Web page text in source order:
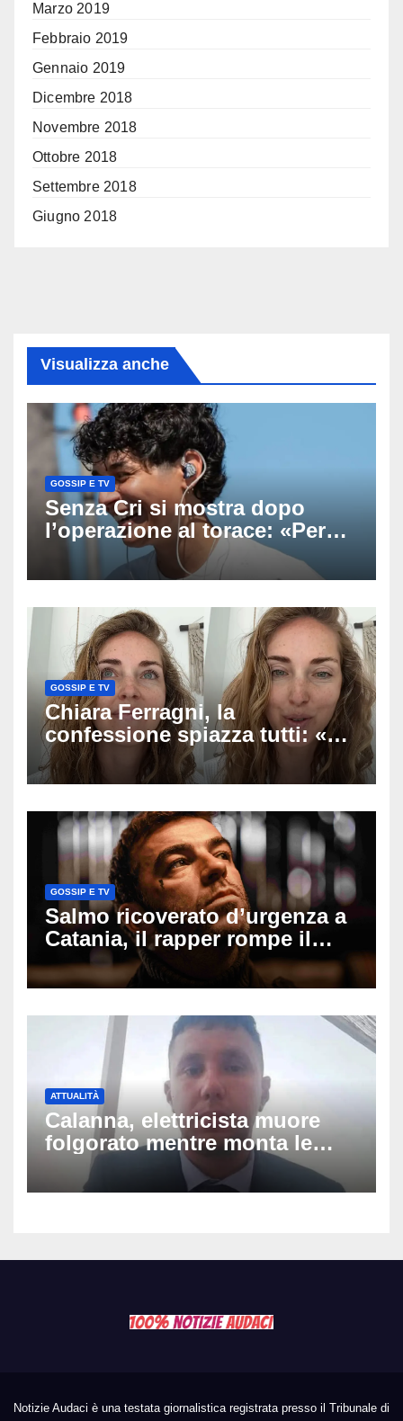
Marzo 2019
Febbraio 2019
Gennaio 2019
Dicembre 2018
Novembre 2018
Ottobre 2018
Settembre 2018
Giugno 2018
Visualizza anche
GOSSIP E TV
Senza Cri si mostra dopo
l’operazione al torace: «Per
anni mi sentivo in trappola», il
racconto sul difficile percorso
GOSSIP E TV
Chiara Ferragni, la
confessione spiazza tutti: «Un
mio ex voleva che mi rifacessi
il seno». Poi svela i ritocchi di
GOSSIP E TV
Salmo ricoverato d’urgenza a
Catania, il rapper rompe il
silenzio dopo la notte in
ospedale: come sta e cosa
ATTUALITÀ
Calanna, elettricista muore
folgorato mentre monta le
luminarie della festa: chi era
Fabio Calabrò e cosa è
Notizie Audaci è una testata giornalistica registrata presso il Tribunale di